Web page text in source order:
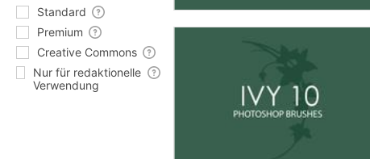
Standard
Premium
Creative Commons
Nur für redaktionelle
Verwendung